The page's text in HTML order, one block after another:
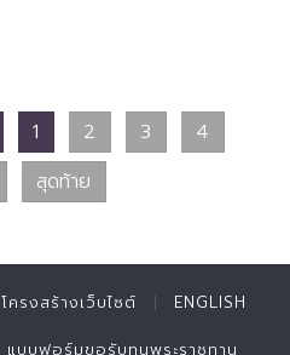
1 2 3
4
สุดท้าย
โครงสร้างเว็บไซต์ ENGLISH
แบบฟอร์มขอรับทุนพระราชทาน